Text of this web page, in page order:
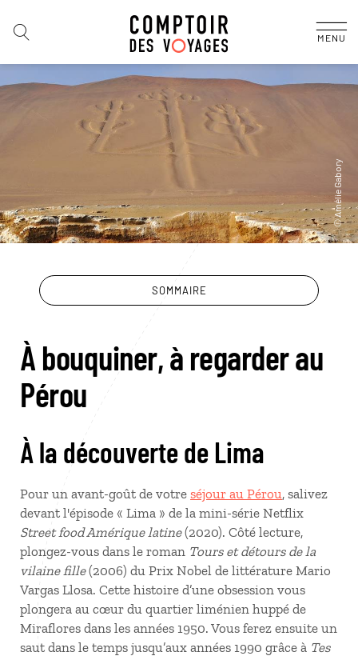
MENU
SOMMAIRE
À bouquiner, à regarder au
Pérou
À la découverte de Lima
Pour un avant-goût de votre séjour au Pérou, salivez
devant l'épisode « Lima » de la mini-série Netflix
Street food Amérique latine(2020). Côté lecture,
plongez-vous dans le roman Tours et détours de la
vilaine fille(2006) du Prix Nobel de littérature Mario
Vargas Llosa. Cette histoire d’une obsession vous
plongera au cœur du quartier liménien huppé de
Miraflores dans les années 1950. Vous ferez ensuite un
saut dans le temps jusqu’aux années 1990 grâce à Tes